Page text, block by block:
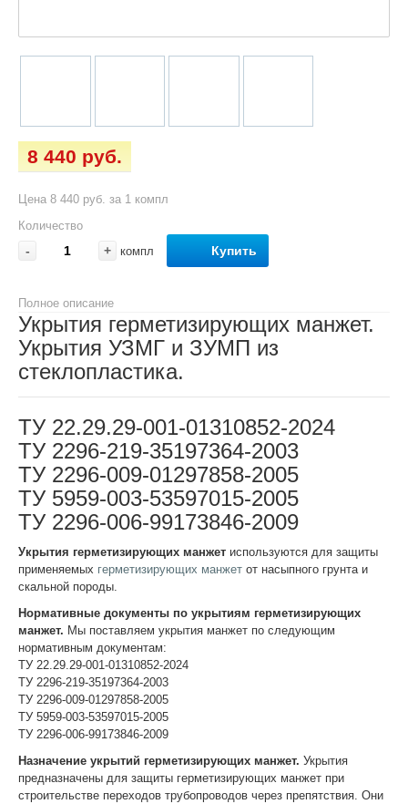
8 440 руб.
Цена 8 440 руб. за 1 компл
Количество
- + компл Купить
Полное описание
Укрытия герметизирующих манжет.
Укрытия УЗМГ и ЗУМП из
стеклопластика.
ТУ 22.29.29-001-01310852-2024
ТУ 2296-219-35197364-2003
ТУ 2296-009-01297858-2005
ТУ 5959-003-53597015-2005
ТУ 2296-006-99173846-2009
Укрытия герметизирующих манжет используются для защиты
применяемых герметизирующих манжет от насыпного грунта и
скальной породы.
Нормативные документы по укрытиям герметизирующих
манжет. Мы поставляем укрытия манжет по следующим
нормативным документам:
ТУ 22.29.29-001-01310852-2024
ТУ 2296-219-35197364-2003
ТУ 2296-009-01297858-2005
ТУ 5959-003-53597015-2005
ТУ 2296-006-99173846-2009
Назначение укрытий герметизирующих манжет. Укрытия
предназначены для защиты герметизирующих манжет при
строительстве переходов трубопроводов через препятствия. Они